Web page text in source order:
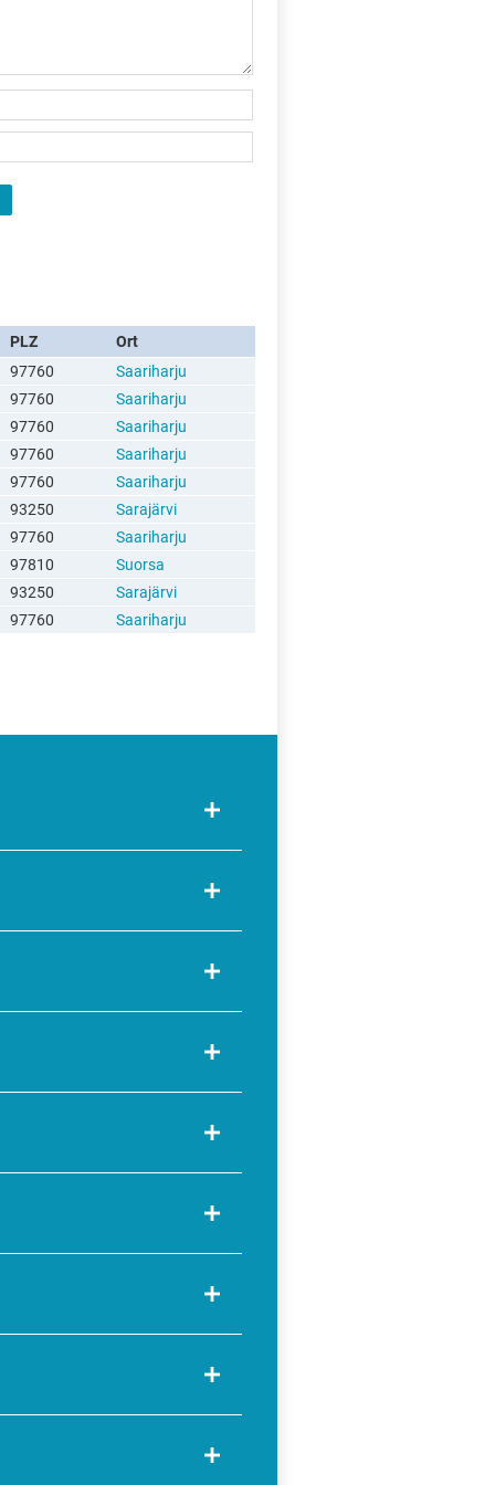
PLZ
Ort
97760
Saariharju
97760
Saariharju
97760
Saariharju
97760
Saariharju
97760
Saariharju
93250
Sarajärvi
97760
Saariharju
97810
Suorsa
93250
Sarajärvi
97760
Saariharju